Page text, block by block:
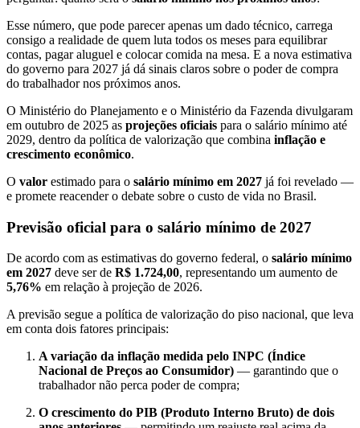
Esse número, que pode parecer apenas um dado técnico, carrega
consigo a realidade de quem luta todos os meses para equilibrar
contas, pagar aluguel e colocar comida na mesa. E a nova estimativa
do governo para 2027 já dá sinais claros sobre o poder de compra
do trabalhador nos próximos anos.
O Ministério do Planejamento e o Ministério da Fazenda divulgaram
em outubro de 2025 as projeções oficiais para o salário mínimo até
2029, dentro da política de valorização que combina inflação e
crescimento econômico.
O valor estimado para o salário mínimo em 2027 já foi revelado —
e promete reacender o debate sobre o custo de vida no Brasil.
Previsão oficial para o salário mínimo de 2027
De acordo com as estimativas do governo federal, o salário mínimo
em 2027 deve ser de R$ 1.724,00, representando um aumento de
5,76% em relação à projeção de 2026.
A previsão segue a política de valorização do piso nacional, que leva
em conta dois fatores principais:
A variação da inflação medida pelo INPC (Índice
Nacional de Preços ao Consumidor) — garantindo que o
trabalhador não perca poder de compra;
O crescimento do PIB (Produto Interno Bruto) de dois